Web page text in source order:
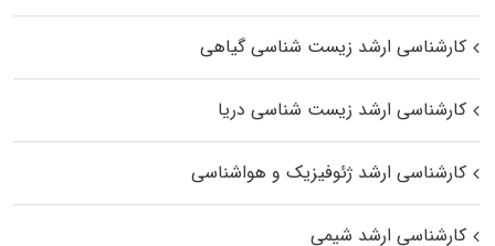
کارشناسی ارشد زیست‌ شناسی گیاهی
کارشناسی ارشد زیست‌ شناسی دریا
کارشناسی ارشد ژئوفیزیک و هواشناسی
کارشناسی ارشد شیمی